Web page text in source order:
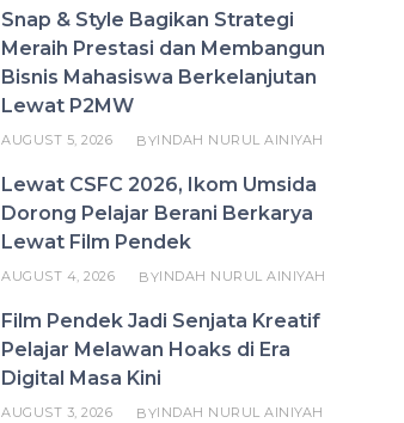
Snap & Style Bagikan Strategi
Meraih Prestasi dan Membangun
Bisnis Mahasiswa Berkelanjutan
Lewat P2MW
AUGUST 5, 2026 BYINDAH NURUL AINIYAH
Lewat CSFC 2026, Ikom Umsida
Dorong Pelajar Berani Berkarya
Lewat Film Pendek
AUGUST 4, 2026 BYINDAH NURUL AINIYAH
Film Pendek Jadi Senjata Kreatif
Pelajar Melawan Hoaks di Era
Digital Masa Kini
AUGUST 3, 2026 BYINDAH NURUL AINIYAH